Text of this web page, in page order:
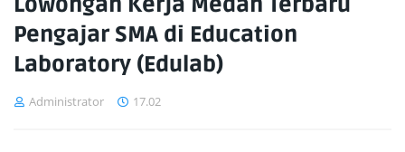
Pengajar SMA di Education
Laboratory (Edulab)
Administrator 17.02